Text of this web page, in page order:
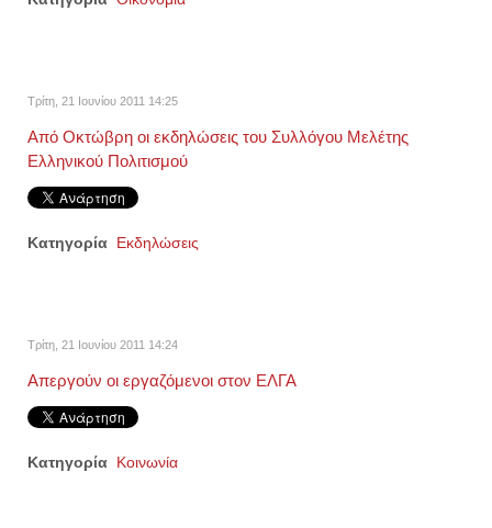
Τρίτη, 21 Ιουνίου 2011 14:25
Από Οκτώβρη οι εκδηλώσεις του Συλλόγου Μελέτης
Ελληνικού Πολιτισμού
Κατηγορία Εκδηλώσεις
Τρίτη, 21 Ιουνίου 2011 14:24
Απεργούν οι εργαζόμενοι στον ΕΛΓΑ
Κατηγορία Κοινωνία